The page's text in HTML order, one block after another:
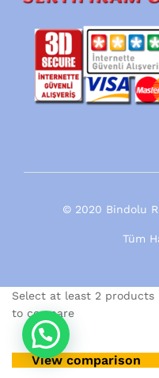
© 2020 Bindolu
Tüm
Select at least 2 products
to compare
View comparison